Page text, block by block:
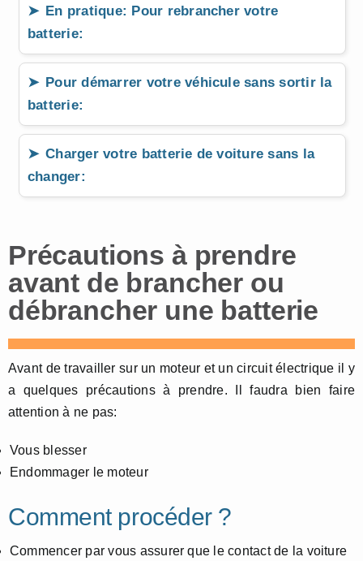
En pratique: Pour rebrancher votre
batterie:
Pour démarrer votre véhicule sans sortir la
batterie:
Charger votre batterie de voiture sans la
changer:
Précautions à prendre
avant de brancher ou
débrancher une batterie
Avant de travailler sur un moteur et un circuit électrique il y
a quelques précautions à prendre. Il faudra bien faire
attention à ne pas:
Vous blesser
Endommager le moteur
Comment procéder ?
Commencer par vous assurer que le contact de la voiture